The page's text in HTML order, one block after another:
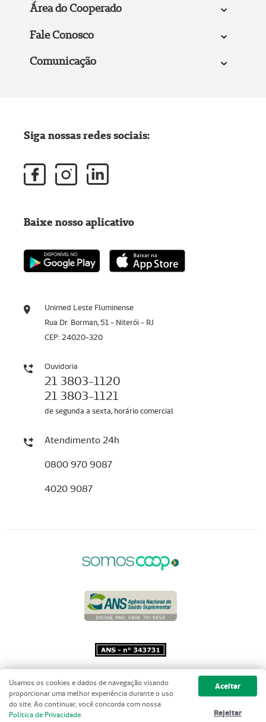
Área do Cooperado
Fale Conosco
Comunicação
Unimed Leste Fluminense
Rua Dr. Borman, 51 - Niterói - RJ
CEP: 24020-320
Ouvidoria
21 3803-1120
21 3803-1121
de segunda a sexta, horário comercial
Atendimento 24h
0800 970 9087
4020 9087
Siga nossas redes sociais:
Baixe nosso aplicativo
Copyright 2001 - 2026 Unimed do
Brasil - Todos os direitos reservados
Usamos os cookies e dados de navegação visando
proporcionar uma melhor experiência durante o uso
do site. Ao continuar, você concorda com nossa
Política de Privacidade.
Aceitar
Rejeitar